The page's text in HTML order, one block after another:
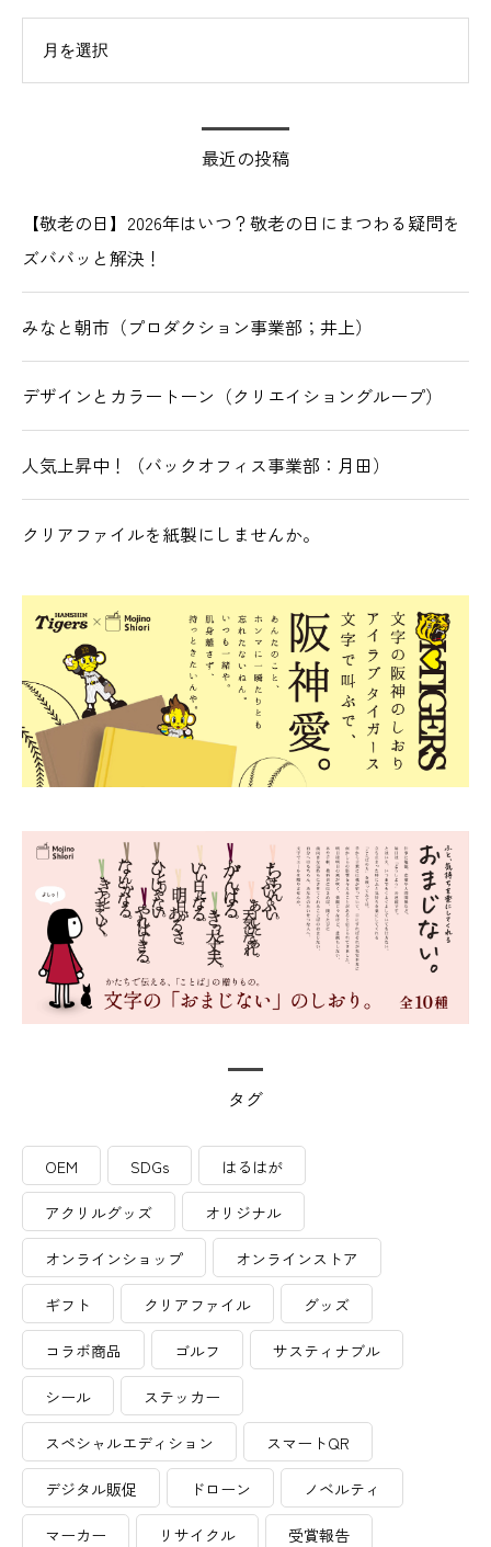
ブ
最近の投稿
【敬老の日】2026年はいつ？敬老の日にまつわる疑問を
ズババッと解決！
みなと朝市（プロダクション事業部；井上）
デザインとカラートーン（クリエイショングループ）
人気上昇中！（バックオフィス事業部：月田）
クリアファイルを紙製にしませんか。
タグ
OEM SDGs はるはが
アクリルグッズ オリジナル
オンラインショップ オンラインストア
ギフト クリアファイル グッズ
コラボ商品 ゴルフ サスティナブル
シール ステッカー
スペシャルエディション スマートQR
デジタル販促 ドローン ノベルティ
マーカー リサイクル 受賞報告